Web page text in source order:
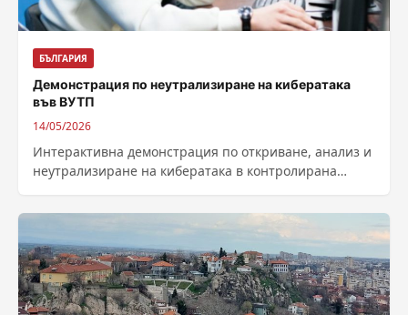
БЪЛГАРИЯ
Демонстрация по неутрализиране на кибератака
във ВУТП
14/05/2026
Интерактивна демонстрация по откриване, анализ и
неутрализиране на кибератака в контролирана
телекомуникации...